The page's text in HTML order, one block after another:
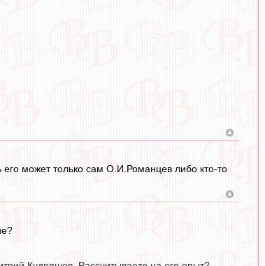
может только сам О.И.Романцев либо кто-то